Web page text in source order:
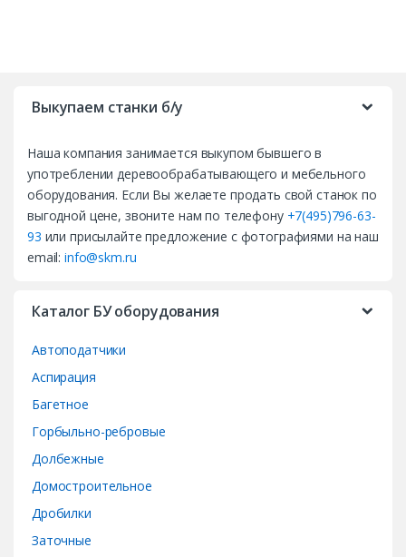
Выкупаем станки б/у
Наша компания занимается выкупом бывшего в
употреблении деревообрабатывающего и мебельного
оборудования. Если Вы желаете продать свой станок по
выгодной цене, звоните нам по телефону +7(495)796-63-
93 или присылайте предложение с фотографиями на наш
email:info@skm.ru
Каталог БУ оборудования
Автоподатчики
Аспирация
Багетное
Горбыльно-ребровые
Долбежные
Домостроительное
Дробилки
Заточные